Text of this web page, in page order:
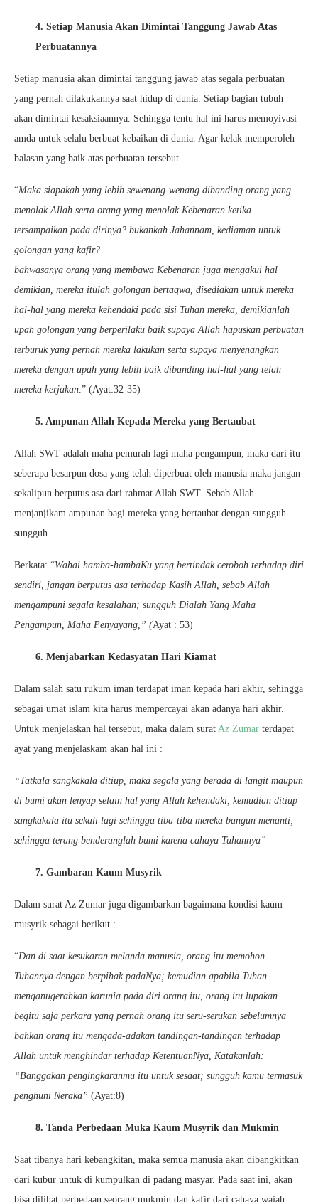
4. Setiap Manusia Akan Dimintai Tanggung Jawab Atas
Perbuatannya
Setiap manusia akan dimintai tanggung jawab atas segala perbuatan
yang pernah dilakukannya saat hidup di dunia. Setiap bagian tubuh
akan dimintai kesaksiaannya. Sehingga tentu hal ini harus memoyivasi
amda untuk selalu berbuat kebaikan di dunia. Agar kelak memperoleh
balasan yang baik atas perbuatan tersebut.
“Maka siapakah yang lebih sewenang-wenang dibanding orang yang
menolak Allah serta orang yang menolak Kebenaran ketika
tersampaikan pada dirinya? bukankah Jahannam, kediaman untuk
golongan yang kafir?
bahwasanya orang yang membawa Kebenaran juga mengakui hal
demikian, mereka itulah golongan bertaqwa, disediakan untuk mereka
hal-hal yang mereka kehendaki pada sisi Tuhan mereka, demikianlah
upah golongan yang berperilaku baik supaya Allah hapuskan perbuatan
terburuk yang pernah mereka lakukan serta supaya menyenangkan
mereka dengan upah yang lebih baik dibanding hal-hal yang telah
mereka kerjakan.” (Ayat:32-35)
5. Ampunan Allah Kepada Mereka yang Bertaubat
Allah SWT adalah maha pemurah lagi maha pengampun, maka dari itu
seberapa besarpun dosa yang telah diperbuat oleh manusia maka jangan
sekalipun berputus asa dari rahmat Allah SWT. Sebab Allah
menjanjikam ampunan bagi mereka yang bertaubat dengan sungguh-
sungguh.
Berkata: “Wahai hamba-hambaKu yang bertindak ceroboh terhadap diri
sendiri, jangan berputus asa terhadap Kasih Allah, sebab Allah
mengampuni segala kesalahan; sungguh Dialah Yang Maha
Pengampun, Maha Penyayang,” (Ayat : 53)
6. Menjabarkan Kedasyatan Hari Kiamat
Dalam salah satu rukum iman terdapat iman kepada hari akhir, sehingga
sebagai umat islam kita harus mempercayai akan adanya hari akhir.
Untuk menjelaskan hal tersebut, maka dalam surat Az Zumar terdapat
ayat yang menjelaskam akan hal ini :
“Tatkala sangkakala ditiup, maka segala yang berada di langit maupun
di bumi akan lenyap selain hal yang Allah kehendaki, kemudian ditiup
sangkakala itu sekali lagi sehingga tiba-tiba mereka bangun menanti;
sehingga terang benderanglah bumi karena cahaya Tuhannya”
7. Gambaran Kaum Musyrik
Dalam surat Az Zumar juga digambarkan bagaimana kondisi kaum
musyrik sebagai berikut :
“Dan di saat kesukaran melanda manusia, orang itu memohon
Tuhannya dengan berpihak padaNya; kemudian apabila Tuhan
menganugerahkan karunia pada diri orang itu, orang itu lupakan
begitu saja perkara yang pernah orang itu seru-serukan sebelumnya
bahkan orang itu mengada-adakan tandingan-tandingan terhadap
Allah untuk menghindar terhadap KetentuanNya, Katakanlah:
“Banggakan pengingkaranmu itu untuk sesaat; sungguh kamu termasuk
penghuni Neraka” (Ayat:8)
8. Tanda Perbedaan Muka Kaum Musyrik dan Mukmin
Saat tibanya hari kebangkitan, maka semua manusia akan dibangkitkan
dari kubur untuk di kumpulkan di padang masyar. Pada saat ini, akan
bisa dilihat perbedaan seorang mukmin dan kafir dari cahaya wajah